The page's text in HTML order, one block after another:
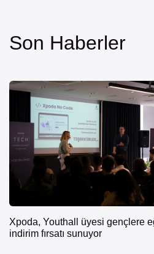
Son Haberler
Xpoda, Youthall üyesi gençlere
indirim fırsatı sunuyor